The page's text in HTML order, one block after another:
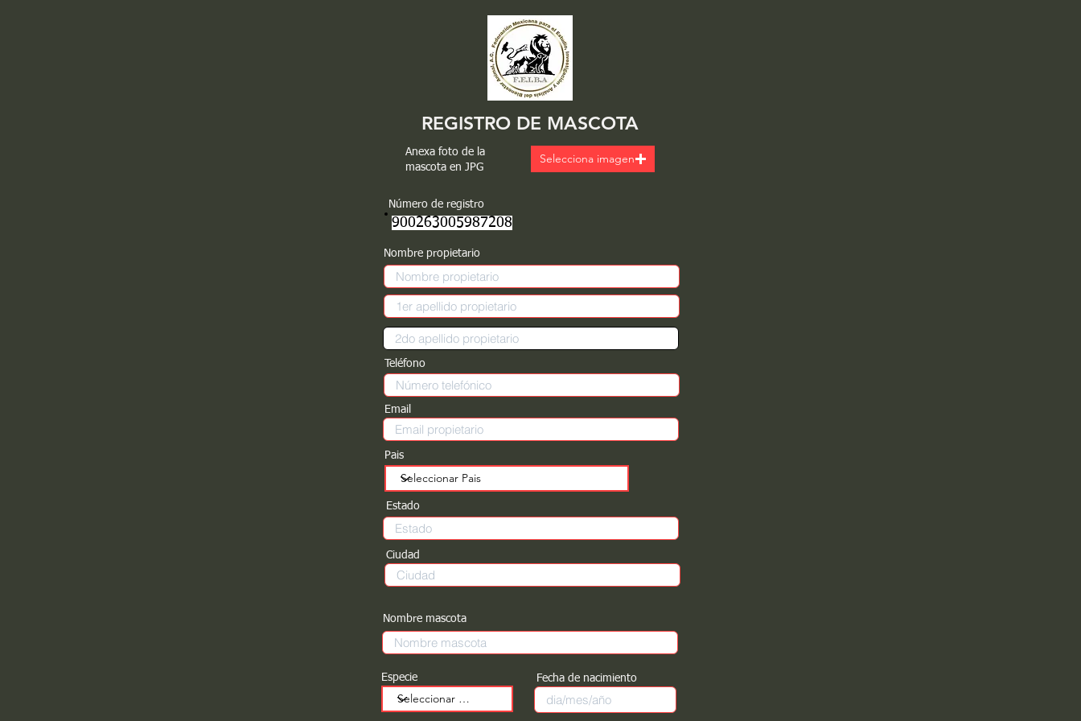
REGISTRO DE MASCOTA
Selecciona imagen
Anexa foto de la
mascota en JPG
Número de registro
900263005987208
Nombre propietario
Teléfono
Email
Pais
Estado
Ciudad
Nombre mascota
Especie Fecha de nacimiento